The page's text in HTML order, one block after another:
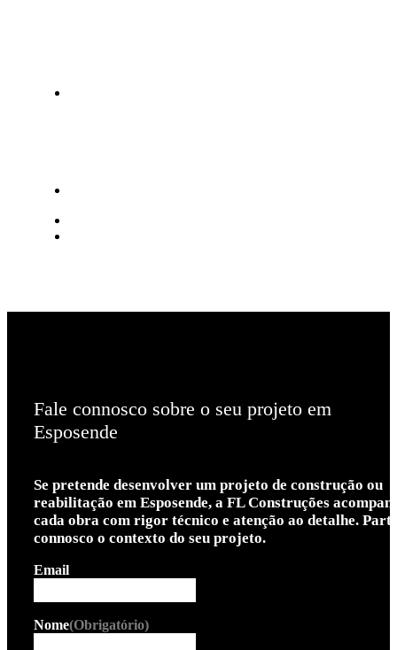
Fale connosco sobre o seu projeto em
Esposende
Se pretende desenvolver um projeto de construção ou
reabilitação em Esposende, a FL Construções
cada obra com rigor técnico e atenção ao detalhe.
connosco o contexto do seu projeto.
Email
inalterado.
Nome(Obrigatório)